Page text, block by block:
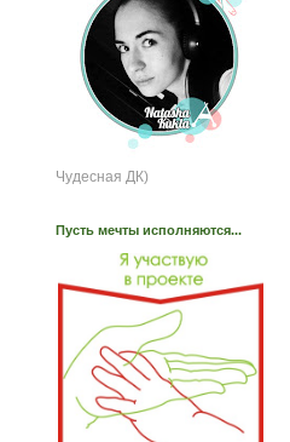
Чудесная ДК)
Пусть мечты исполняются...